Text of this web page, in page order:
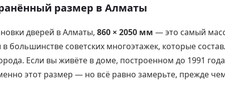
размер в Алматы
дверей в Алматы, 860 × 2050 мм — это самый
большинстве советских многоэтажек, которые
Если вы живёте в доме, построенном до 1991
этот размер — но всё равно замерьте, прежде